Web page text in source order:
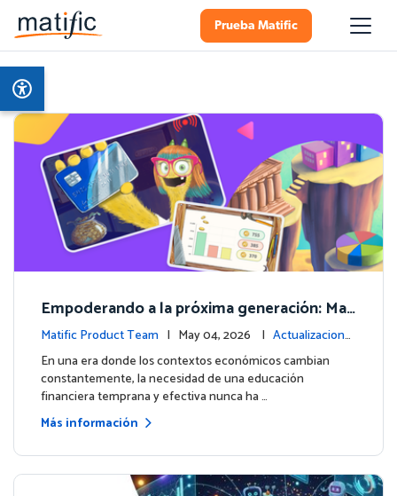
Prueba Matific
Empoderando a la próxima generación: Mat
ific lanza un curso integral de Educación Fin
anciera
Matific Product Team | May 04, 2026 | Actualizacione
s de la plataforma
En una era donde los contextos económicos cambian
constantemente, la necesidad de una educación
financiera temprana y efectiva nunca ha …
Más información